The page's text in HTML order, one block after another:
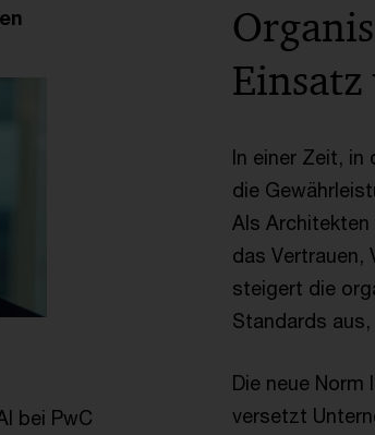
bei PwC
In einer Zeit, in
die
Als Architekten
das Vertrauen,
steigert die
Standards
Die neue
versetzt